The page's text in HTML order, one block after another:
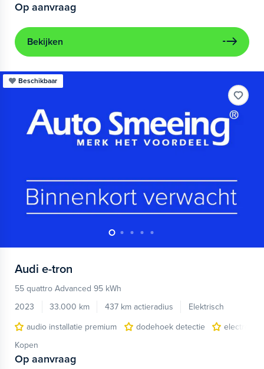
Op aanvraag
Bekijken
Beschikbaar
Audi e-tron
55 quattro Advanced 95 kWh
2023
33.000 km 437 km actieradius
Elektrisch
audio installatie premium
dodehoek detectie
electronic
Kopen
Op aanvraag